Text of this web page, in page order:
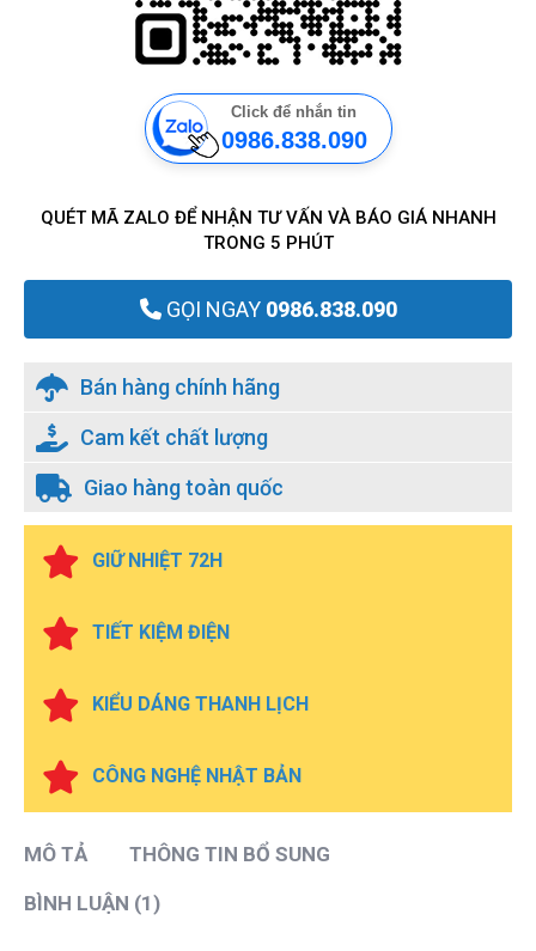
Click để nhắn tin
0986.838.090
QUÉT MÃ ZALO ĐỂ NHẬN TƯ VẤN VÀ BÁO GIÁ NHANH
TRONG 5 PHÚT
GỌI NGAY0986.838.090
Bán hàng chính hãng
Cam kết chất lượng
Giao hàng toàn quốc
GIỮ NHIỆT 72H
TIẾT KIỆM ĐIỆN
KIỂU DÁNG THANH LỊCH
CÔNG NGHỆ NHẬT BẢN
MÔ TẢ THÔNG TIN BỔ SUNG
BÌNH LUẬN (1)